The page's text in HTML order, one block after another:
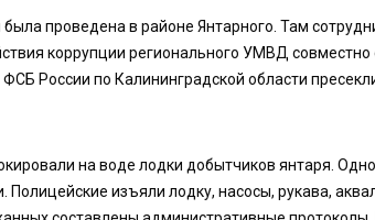
проведена в районе Янтарного. Там
коррупции регионального УМВД совместно
России по Калининградской области
на воде лодки добытчиков янтаря.
Полицейские изъяли лодку, насосы, рукава,